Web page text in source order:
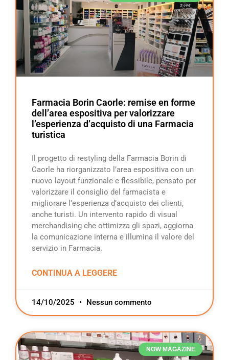
Farmacia Borin Caorle: remise en forme
dell’area espositiva per valorizzare
l’esperienza d’acquisto di una Farmacia
turistica
Il progetto di restyling della Farmacia Borin di
Caorle ha riorganizzato l’area espositiva con un
nuovo layout funzionale e flessibile, pensato per
valorizzare il consiglio del farmacista e
migliorare l’esperienza d’acquisto dei clienti,
anche turisti. Un intervento rapido di visual
merchandising che ottimizza gli spazi, aggiorna
la comunicazione interna e illumina il valore del
servizio in Farmacia.
CONTINUA A LEGGERE
14/10/2025 Nessun commento
NOW MAGAZINE